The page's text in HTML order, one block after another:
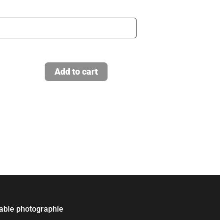
Add to cart
photographie